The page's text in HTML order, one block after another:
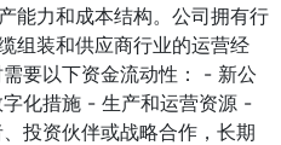
能力和成本结构。公司拥有行
组装和供应商行业的运营经
要以下资金流动性： - 新公
化措施 - 生产和运营资源 -
投资伙伴或战略合作，长期